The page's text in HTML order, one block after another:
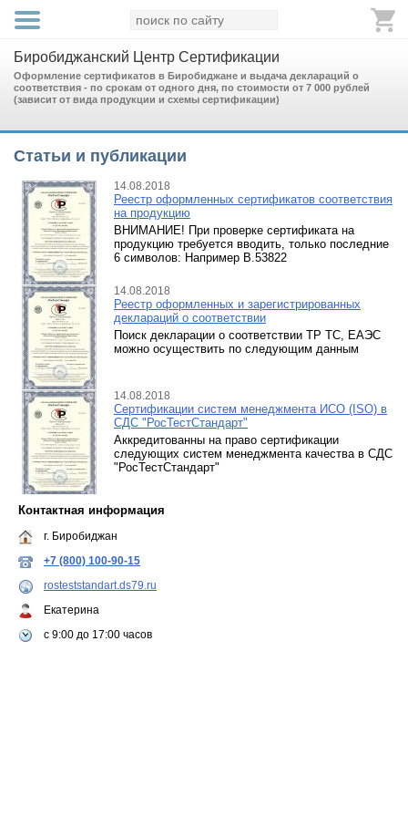
Биробиджанский Центр Сертификации
Оформление сертификатов в Биробиджане и выдача деклараций о
соответствия - по срокам от одного дня, по стоимости от 7 000 рублей
(зависит от вида продукции и схемы сертификации)
Статьи и публикации
14.08.2018
Реестр оформленных сертификатов соответствия
на продукцию
ВНИМАНИЕ! При проверке сертификата на
продукцию требуется вводить, только последние
6 символов: Например В.53822
14.08.2018
Реестр оформленных и зарегистрированных
деклараций о соответствии
Поиск декларации о соответствии ТР ТС, ЕАЭС
можно осуществить по следующим данным
14.08.2018
Сертификации систем менеджмента ИСО (ISO) в
СДС "РосТестСтандарт"
Аккредитованны на право сертификации
следующих систем менеджмента качества в СДС
"РосТестСтандарт"
Контактная информация
г. Биробиджан
+7 (800) 100-90-15
rosteststandart.ds79.ru
Екатерина
c 9:00 до 17:00 часов